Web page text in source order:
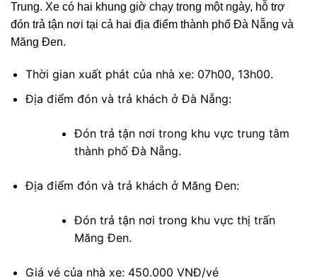
Trung. Xe có hai khung giờ chạy trong một ngày, hỗ trợ
đón trả tận nơi tại cả hai địa điểm thành phố Đà Nẵng và
Măng Đen.
Thời gian xuất phát của nhà xe: 07h00, 13h00.
Địa điểm đón và trả khách ở Đà Nẵng:
Đón trả tận nơi trong khu vực trung tâm
thành phố Đà Nẵng.
Địa điểm đón và trả khách ở Măng Đen:
Đón trả tận nơi trong khu vực thị trấn
Măng Đen.
Giá vé của nhà xe: 450.000 VNĐ/vé